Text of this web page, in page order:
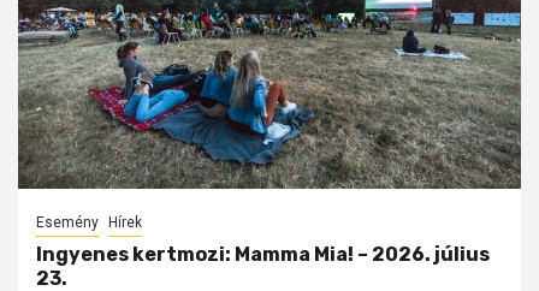
Esemény Hírek
Ingyenes kertmozi: Mamma Mia! – 2026. július
23.